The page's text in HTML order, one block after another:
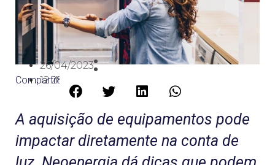
26/04/2023
12:28
Compartilhe:
A aquisição de equipamentos pode
impactar diretamente na conta de